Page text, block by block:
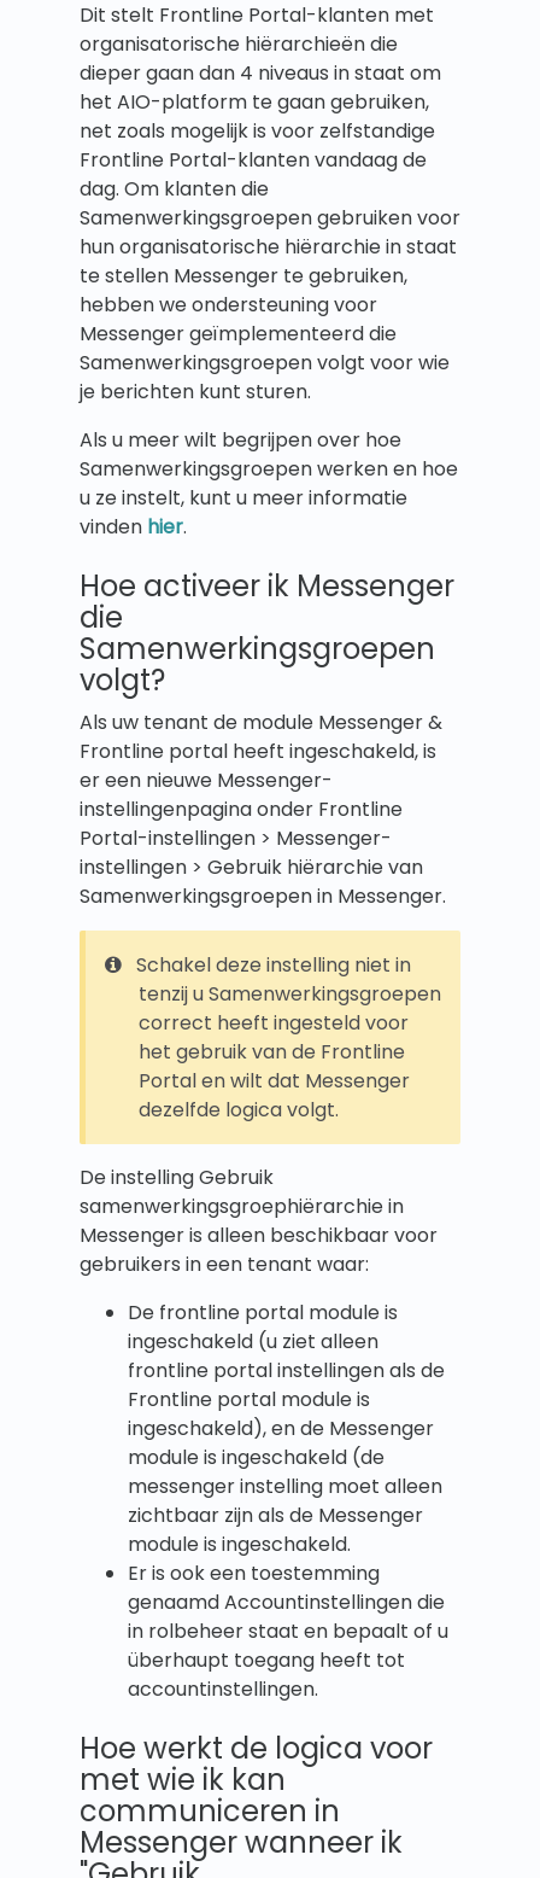
Dit stelt Frontline Portal-klanten met
organisatorische hiërarchieën die
dieper gaan dan 4 niveaus in staat om
het AIO-platform te gaan gebruiken,
net zoals mogelijk is voor zelfstandige
Frontline Portal-klanten vandaag de
dag. Om klanten die
Samenwerkingsgroepen gebruiken voor
hun organisatorische hiërarchie in staat
te stellen Messenger te gebruiken,
hebben we ondersteuning voor
Messenger geïmplementeerd die
Samenwerkingsgroepen volgt voor wie
je berichten kunt sturen.
Als u meer wilt begrijpen over hoe
Samenwerkingsgroepen werken en hoe
u ze instelt, kunt u meer informatie
vinden hier.
Hoe activeer ik Messenger
die
Samenwerkingsgroepen
volgt?
Als uw tenant de module Messenger &
Frontline portal heeft ingeschakeld, is
er een nieuwe Messenger-
instellingenpagina onder Frontline
Portal-instellingen > Messenger-
instellingen > Gebruik hiërarchie van
Samenwerkingsgroepen in Messenger.
Schakel deze instelling niet in
tenzij u Samenwerkingsgroepen
correct heeft ingesteld voor
het gebruik van de Frontline
Portal en wilt dat Messenger
dezelfde logica volgt.
De instelling Gebruik
samenwerkingsgroephiërarchie in
Messenger is alleen beschikbaar voor
gebruikers in een tenant waar:
De frontline portal module is
ingeschakeld (u ziet alleen
frontline portal instellingen als de
Frontline portal module is
ingeschakeld), en de Messenger
module is ingeschakeld (de
messenger instelling moet alleen
zichtbaar zijn als de Messenger
module is ingeschakeld.
Er is ook een toestemming
genaamd Accountinstellingen die
in rolbeheer staat en bepaalt of u
überhaupt toegang heeft tot
accountinstellingen.
Hoe werkt de logica voor
met wie ik kan
communiceren in
Messenger wanneer ik